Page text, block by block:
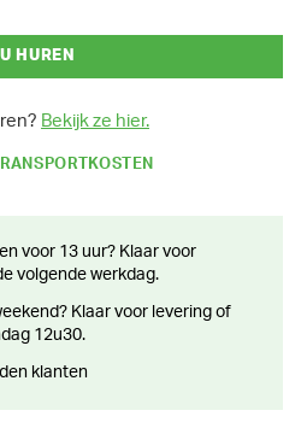
HUREN
Bekijk ze hier.
volgende werkdag.
12u30.
klanten